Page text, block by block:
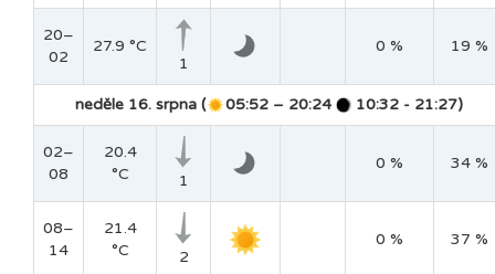
20–
02
27.9 °C
1
0 % 19 %
neděle 16. srpna ( 05:52 – 20:24 10:32 - 21:27)
02–
08
20.4
°C
1
0 % 34 %
08–
14
21.4
°C
2
0 % 37 %